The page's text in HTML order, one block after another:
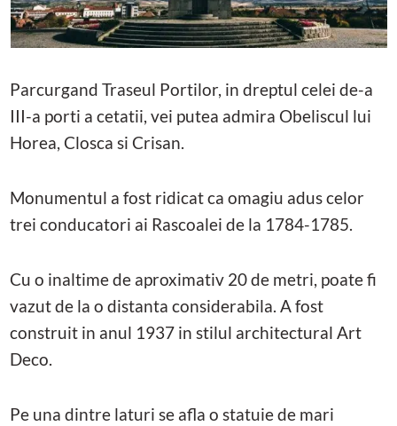
Parcurgand Traseul Portilor, in dreptul celei de-a
III-a porti a cetatii, vei putea admira Obeliscul lui
Horea, Closca si Crisan.
Monumentul a fost ridicat ca omagiu adus celor
trei conducatori ai Rascoalei de la 1784-1785.
Cu o inaltime de aproximativ 20 de metri, poate fi
vazut de la o distanta considerabila. A fost
construit in anul 1937 in stilul architectural Art
Deco.
Pe una dintre laturi se afla o statuie de mari